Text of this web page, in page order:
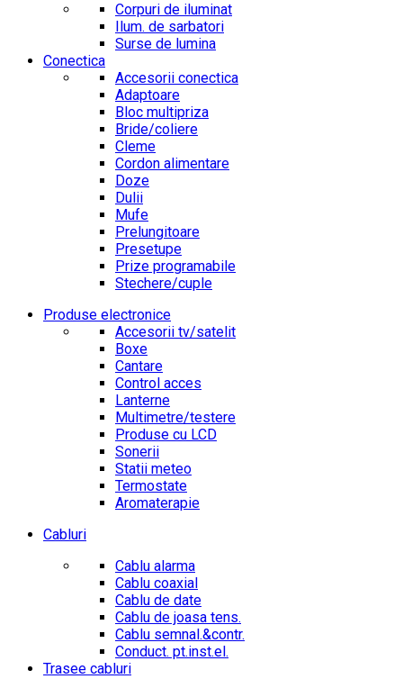
Corpuri de iluminat
Ilum. de sarbatori
Surse de lumina
Conectica
Accesorii conectica
Adaptoare
Bloc multipriza
Bride/coliere
Cleme
Cordon alimentare
Doze
Dulii
Mufe
Prelungitoare
Presetupe
Prize programabile
Stechere/cuple
Produse electronice
Accesorii tv/satelit
Boxe
Cantare
Control acces
Lanterne
Multimetre/testere
Produse cu LCD
Sonerii
Statii meteo
Termostate
Aromaterapie
Cabluri
Cablu alarma
Cablu coaxial
Cablu de date
Cablu de joasa tens.
Cablu semnal.&contr.
Conduct. pt.inst.el.
Trasee cabluri